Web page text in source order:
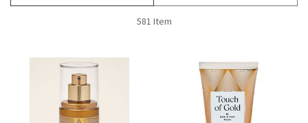
581 Item